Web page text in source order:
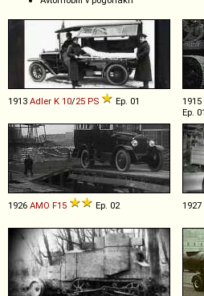
1913 Adler K 10/25 PS Ep. 01 1915
Ep. 01
1926 AMO F15 Ep. 02 1927